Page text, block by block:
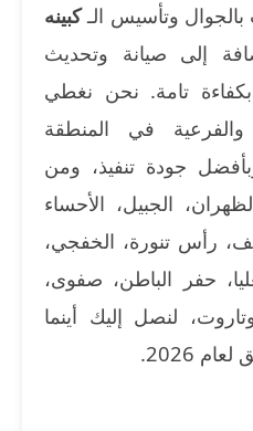
بالجوال وتأسيس الـكبينه
إلى صيانة وتحديث
بكفاءة تامة. نحن نغطي
في المنطقة
جودة تنفيذ، ومن
الجبيل، الأحساء
رأس تنورة، الخفجي،
حفر الباطن، صفوى،
لنصل إليك أينما
2026.